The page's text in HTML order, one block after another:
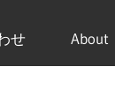
せ About